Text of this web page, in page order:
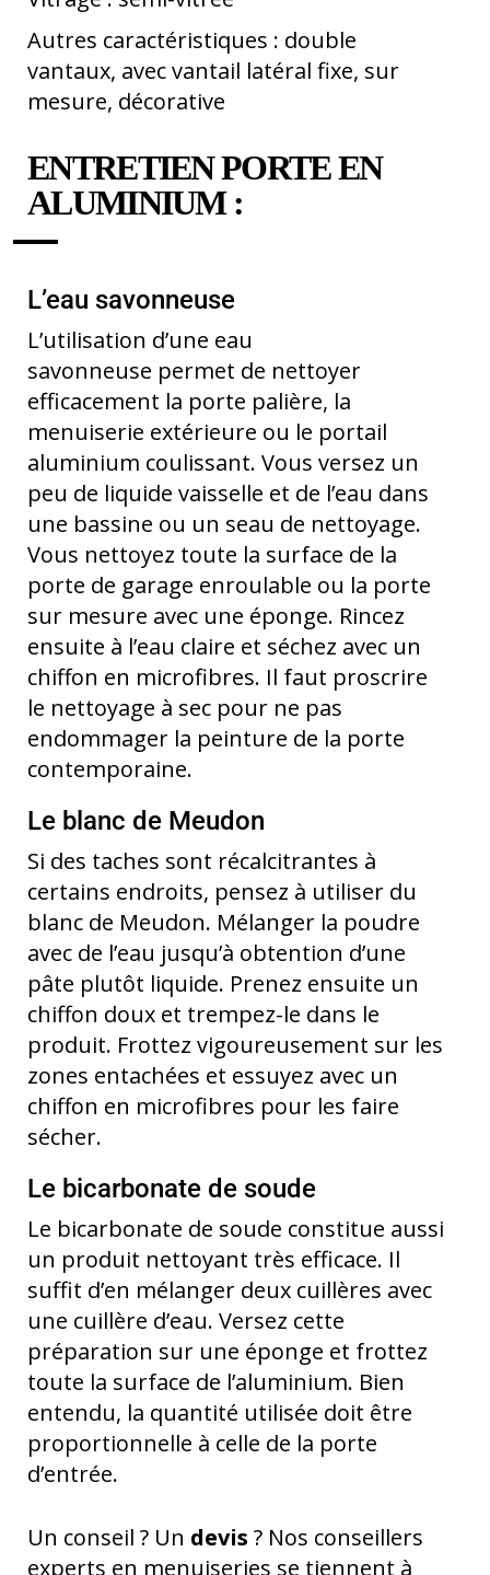
Autres caractéristiques : double
vantaux, avec vantail latéral fixe, sur
mesure, décorative
ENTRETIEN PORTE EN
ALUMINIUM :
L’eau savonneuse
L’utilisation d’une eau
savonneuse permet de nettoyer
efficacement la porte palière, la
menuiserie extérieure ou le portail
aluminium coulissant. Vous versez un
peu de liquide vaisselle et de l’eau dans
une bassine ou un seau de nettoyage.
Vous nettoyez toute la surface de la
porte de garage enroulable ou la porte
sur mesure avec une éponge. Rincez
ensuite à l’eau claire et séchez avec un
chiffon en microfibres. Il faut proscrire
le nettoyage à sec pour ne pas
endommager la peinture de la porte
contemporaine.
Le blanc de Meudon
Si des taches sont récalcitrantes à
certains endroits, pensez à utiliser du
blanc de Meudon. Mélanger la poudre
avec de l’eau jusqu’à obtention d’une
pâte plutôt liquide. Prenez ensuite un
chiffon doux et trempez-le dans le
produit. Frottez vigoureusement sur les
zones entachées et essuyez avec un
chiffon en microfibres pour les faire
sécher.
Le bicarbonate de soude
Le bicarbonate de soude constitue aussi
un produit nettoyant très efficace. Il
suffit d’en mélanger deux cuillères avec
une cuillère d’eau. Versez cette
préparation sur une éponge et frottez
toute la surface de l’aluminium. Bien
entendu, la quantité utilisée doit être
proportionnelle à celle de la porte
d’entrée.
Un conseil ? Un devis ? Nos conseillers
experts en menuiseries se tiennent à